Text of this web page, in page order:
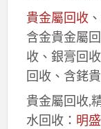
貴金屬回收
含金貴金屬
收、銀膏回
回收、含銠
貴金屬回收,
水回收： 明